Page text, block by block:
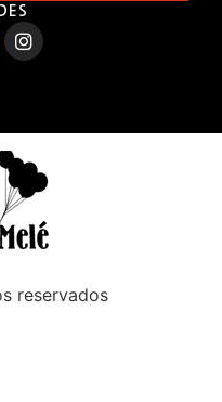
reservados